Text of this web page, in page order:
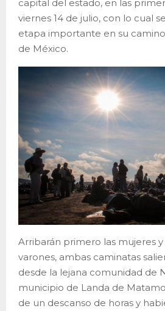
capital del estado, en las
viernes 14 de julio, con lo cual
etapa importante en su
de México.
Arribarán primero las mujeres
varones, ambas caminatas
desde la lejana comunidad de
municipio de Landa de
de un descanso de horas y